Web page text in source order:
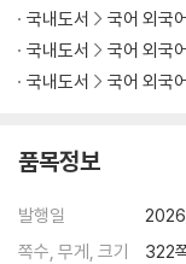
UNIT 1 대화에 흥을 더
UNIT 2 의견에 동의할
UNIT 3 의견에 동의하
UNIT 1 대화 요약하기
UNIT 2 결정한 내용 확
국내도서
국어 외국
국내도서
국어 외국
국내도서
국어 외국
품목정보
발행일
쪽수, 무게, 크기
322